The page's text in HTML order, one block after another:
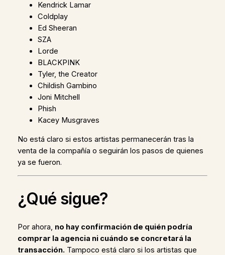
Kendrick Lamar
Coldplay
Ed Sheeran
SZA
Lorde
BLACKPINK
Tyler, the Creator
Childish Gambino
Joni Mitchell
Phish
Kacey Musgraves
No está claro si estos artistas permanecerán tras la
venta de la compañía o seguirán los pasos de quienes
ya se fueron.
¿Qué sigue?
Por ahora, no hay confirmación de quién podría
comprar la agencia ni cuándo se concretará la
transacción. Tampoco está claro si los artistas que